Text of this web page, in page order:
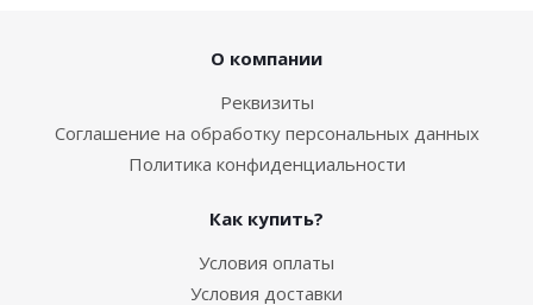
О компании
Реквизиты
Соглашение на обработку персональных данных
Политика конфиденциальности
Как купить?
Условия оплаты
Условия доставки